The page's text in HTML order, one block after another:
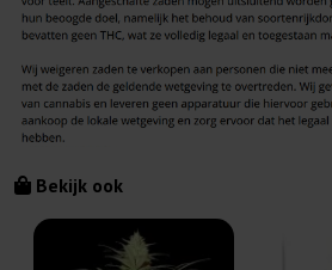
Bekijk ook